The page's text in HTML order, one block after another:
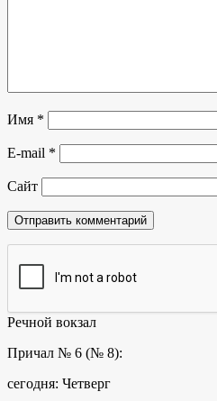
Имя *
E-mail *
Сайт
Речной вокзал
Причал № 6 (№ 8):
сегодня: Четверг